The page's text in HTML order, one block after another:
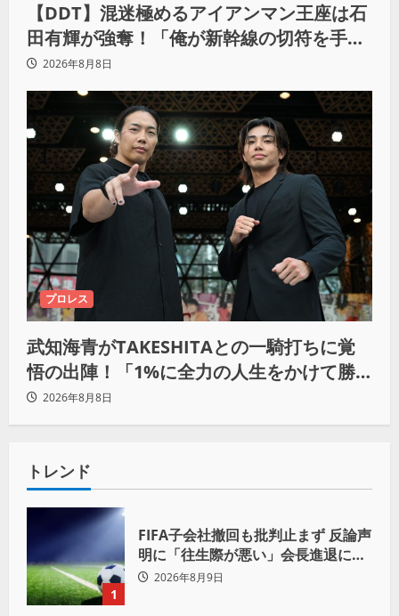
【DDT】混迷極めるアイアンマン王座は石
田有輝が強奪！「俺が新幹線の切符を手に
入れるからな！逃げ切るぞ」
2026年8月8日
プロレス
武知海青がTAKESHITAとの一騎打ちに覚
悟の出陣！「1%に全力の人生をかけて勝
ちにいきたい」
2026年8月8日
トレンド
1
FIFA子会社撤回も批判止まず 反論声
明に「往生際が悪い」会長進退に注
目 2026年8月9日